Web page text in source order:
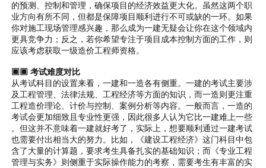
的预测、控制和管理，确保项目的经济效益更大化。虽然这两个职
业方向有所不同，但都是保障项目顺利进行不可或缺的一环。如果
你对施工现场管理感兴趣，那么成为一建无疑会让你在这个领域内
更具竞争力；反之，若你希望专注于项目成本控制方面的工作，则
应该考虑获取一级造价工程师资格。
▣▣ 考试难度对比
从考试科目的设置来看，一建和一造各有侧重。一建的考试主要涉
及工程管理、法律法规、工程经济等方面的知识，而一造则更注重
工程造价理论、计价与控制、案例分析等内容。一般而言，一造的
考试会更加细致且专业性更强，因此很多人认为它比一建难上一些
。但这并不意味着一建就好考了，实际上，想要顺利通过一建考试
也需要付出相当大的努力。比如，《建设工程经济》这门科目中包
含了大量的计算题，要求考生具备扎实的基础知识；而《专业工程
管理与实务》则侧重于实际操作能力的考察，需要考生有丰富的实